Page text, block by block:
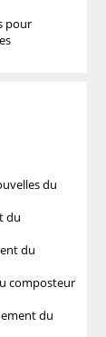
pour
du
du
du
composteur
du